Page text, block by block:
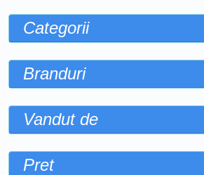
Categorii
Branduri
Vandut de
Pret